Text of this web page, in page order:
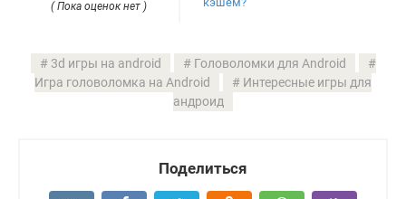
( Пока оценок нет )
3d игры на android
Головоломки для Android
Игра головоломка на Android
Интересные игры для
андроид
Поделиться